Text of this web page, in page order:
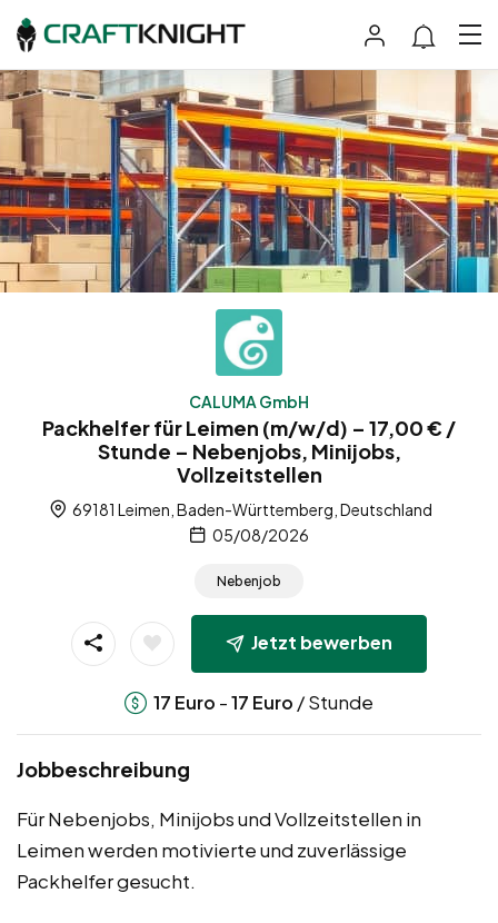
CALUMA GmbH
Packhelfer für Leimen (m/w/d) – 17,00 € /
Stunde – Nebenjobs, Minijobs,
Vollzeitstellen
69181 Leimen, Baden-Württemberg, Deutschland
05/08/2026
Nebenjob
Jetzt bewerben
17 Euro -17 Euro / Stunde
Jobbeschreibung
Für Nebenjobs, Minijobs und Vollzeitstellen in
Leimen werden motivierte und zuverlässige
Packhelfer gesucht.